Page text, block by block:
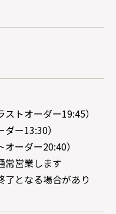
トオーダー19:45）
ー13:30）
ーダー20:40）
常営業します
となる場合があり